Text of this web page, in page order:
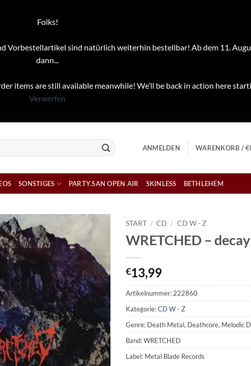
Folks!
Vorbestellartikel sind natürlich weiterhin bestellbar! Ab dem 11.
dann...
items are still available meanwhile! We’ll be back in action here
Verwerfen
ANMELDEN WARENKORB /€
SONSTIGES PARTY.SAN OPEN AIR SKINLESS BETHLEHEM
START / CD / CD W - Z
WRETCHED –
€13,99
Artikelnummer: 222860
Kategorie:CD W - Z
Genre: Death Metal, Deathcore, Melodic
Band: WRETCHED
Label: Metal Blade Records